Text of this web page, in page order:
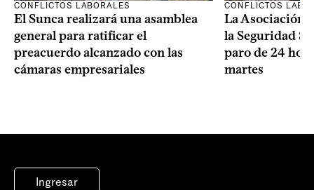
CONFLICTOS LABORALES
El Sunca realizará una asamblea
general para ratificar el
preacuerdo alcanzado con las
cámaras empresariales
CONFLICTOS
La Asociación
la Seguridad
paro de 24
martes
Ingresar